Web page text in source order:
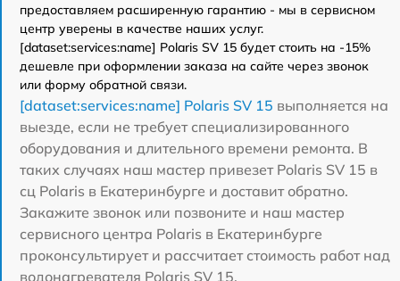
предоставляем расширенную гарантию - мы в сервисном
центр уверены в качестве наших услуг.
[dataset:services:name] Polaris SV 15 будет стоить на -15%
дешевле при оформлении заказа на сайте через звонок
или форму обратной связи.
[dataset:services:name] Polaris SV 15 выполняется на
выезде, если не требует специализированного
оборудования и длительного времени ремонта. В
таких случаях наш мастер привезет Polaris SV 15 в
сц Polaris в Екатеринбурге и доставит обратно.
Закажите звонок или позвоните и наш мастер
сервисного центра Polaris в Екатеринбурге
проконсультирует и рассчитает стоимость работ над
водонагревателя Polaris SV 15.